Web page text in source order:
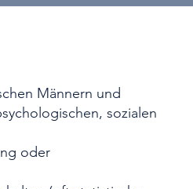
Männern und
sozialen
oder